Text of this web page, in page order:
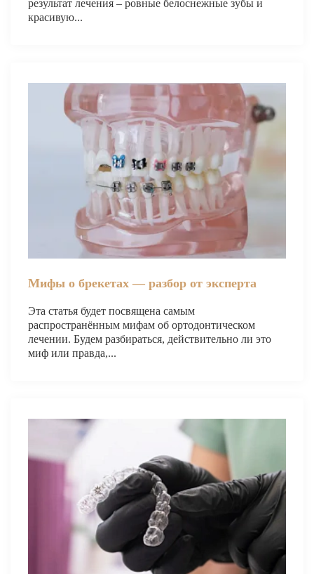
ВИНИРЫ
Функциональная диагностика
Металлокерамические коронки
Протезирование All-on-4
Съемные зубные протезы
Бюгельные протезы
Мостовидные протезы
УДАЛЕНИЕ ЗУБОВ
О КЛИНИКЕ
ТОВАРЫ
ВАКАНСИИ
ФОТОГАЛЕРЕЯ
ОФИЦИАЛЬНАЯ ИНФОРМАЦИЯ
результат лечения – ровные белоснежные зубы и
красивую...
Мифы о брекетах — разбор от эксперта
Эта статья будет посвящена самым
распространённым мифам об ортодонтическом
лечении. Будем разбираться, действительно ли это
миф или правда,...